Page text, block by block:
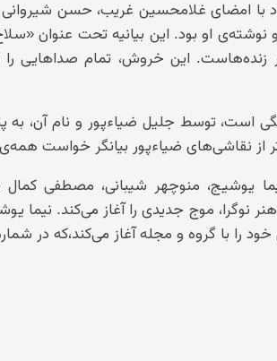
امضای غلامحسین غریب، حسن شیروانی
این خروش، تمام صداهایی را
توسط جلیل ضیاءپور و نام آن، به
از نقاشی‌های ضیاءپور بیانگر خواست
چون نیما یوشیج، منوچهر شیبانی، مصطفی
نوگرا، موج جدیدی را آغاز می‌کند. نیما
با گروه و مجله آغاز می‌کند،که در